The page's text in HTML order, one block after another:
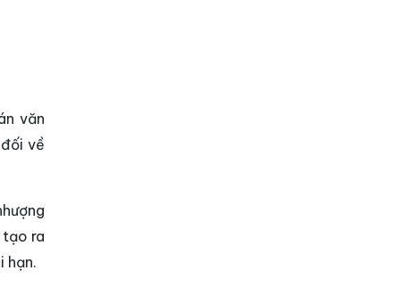
văn
về
ra
hạn.